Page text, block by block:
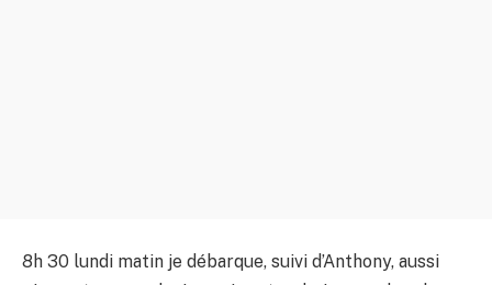
8h 30 lundi matin je débarque, suivi d’Anthony, aussi